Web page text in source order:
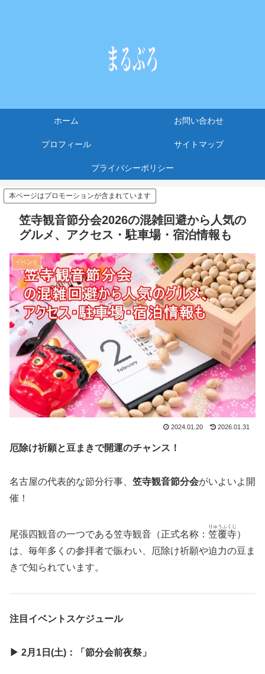
ホーム お問い合わせ
プロフィール サイトマップ
プライバシーポリシー
本ページはプロモーションが含まれています
笠寺観音節分会2026の混雑回避から人気の
グルメ、アクセス・駐車場・宿泊情報も
イベント
2024.01.20 2026.01.31
厄除け祈願と豆まきで開運のチャンス！
名古屋の代表的な節分行事、 笠寺観音節分会がいよいよ開
催！
尾張四観音の一つである笠寺観音（正式名称： 笠覆寺
りゅうふくじ
）
は、毎年多くの参拝者で賑わい、厄除け祈願や迫力の豆ま
きで知られています。
注目イベントスケジュール
▶ 2月1日(土)：「節分会前夜祭」